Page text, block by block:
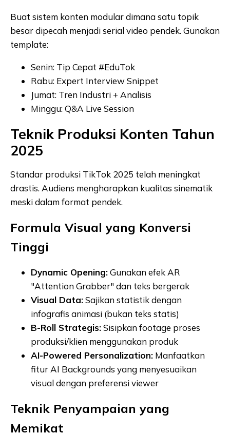
Buat sistem konten modular dimana satu topik
besar dipecah menjadi serial video pendek. Gunakan
template:
Senin: Tip Cepat #EduTok
Rabu: Expert Interview Snippet
Jumat: Tren Industri + Analisis
Minggu: Q&A Live Session
Teknik Produksi Konten Tahun
2025
Standar produksi TikTok 2025 telah meningkat
drastis. Audiens mengharapkan kualitas sinematik
meski dalam format pendek.
Formula Visual yang Konversi
Tinggi
Dynamic Opening:Gunakan efek AR
"Attention Grabber" dan teks bergerak
Visual Data:Sajikan statistik dengan
infografis animasi (bukan teks statis)
B-Roll Strategis:Sisipkan footage proses
produksi/klien menggunakan produk
AI-Powered Personalization: Manfaatkan
fitur AI Backgrounds yang menyesuaikan
visual dengan preferensi viewer
Teknik Penyampaian yang
Memikat